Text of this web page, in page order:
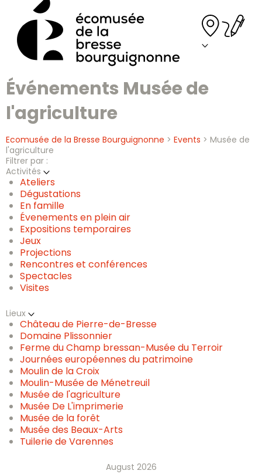
content
Événements Musée de
l'agriculture
Ecomusée de la Bresse Bourguignonne > Events > Musée de
l'agriculture
Filtrer par :
Activités
Ateliers
Dégustations
En famille
Évenements en plein air
Expositions temporaires
Jeux
Projections
Rencontres et conférences
Spectacles
Visites
Lieux
Château de Pierre-de-Bresse
Domaine Plissonnier
Ferme du Champ bressan-Musée du Terroir
Journées européennes du patrimoine
Moulin de la Croix
Moulin-Musée de Ménetreuil
Musée de l'agriculture
Musée De L'imprimerie
Musée de la forêt
Musée des Beaux-Arts
Tuilerie de Varennes
August 2026